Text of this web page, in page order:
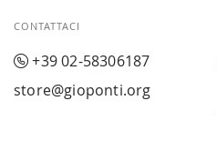
CONTATTACI
+39 02-58306187
store@gioponti.org